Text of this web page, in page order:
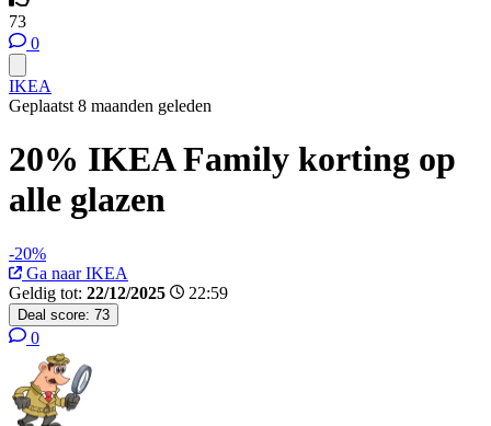
73
0
IKEA
Geplaatst 8 maanden geleden
20% IKEA Family korting op
alle glazen
-20%
Ga naar IKEA
Geldig tot: 22/12/2025 22:59
Deal score: 73
0